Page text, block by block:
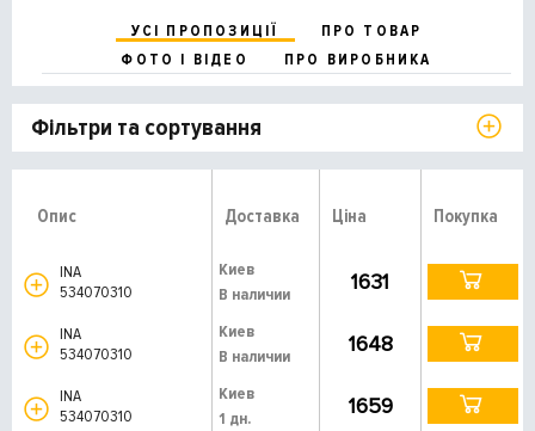
УСІ ПРОПОЗИЦІЇ
ПРО ТОВАР
ФОТО І ВІДЕО
ПРО ВИРОБНИКА
Фільтри та сортування
Опис Доставка Ціна Покупка
INA
534070310
Киев
В наличии
1631
INA
534070310
Киев
В наличии
1648
INA
534070310
Киев
1 дн.
1659